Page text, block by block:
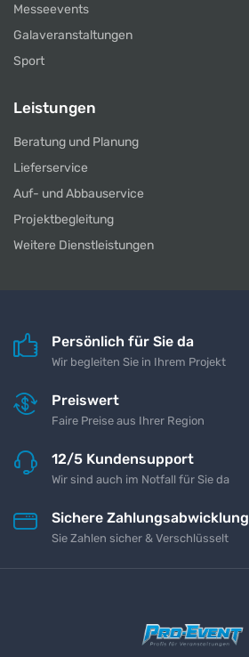
Messeevents
Galaveranstaltungen
Sport
Leistungen
Beratung und Planung
Lieferservice
Auf- und Abbauservice
Projektbegleitung
Weitere Dienstleistungen
Persönlich für Sie da
Wir begleiten Sie in Ihrem Projekt
Preiswert
Faire Preise aus Ihrer Region
12/5 Kundensupport
Wir sind auch im Notfall für Sie da
Sichere Zahlungsabwicklung
Sie Zahlen sicher & Verschlüsselt